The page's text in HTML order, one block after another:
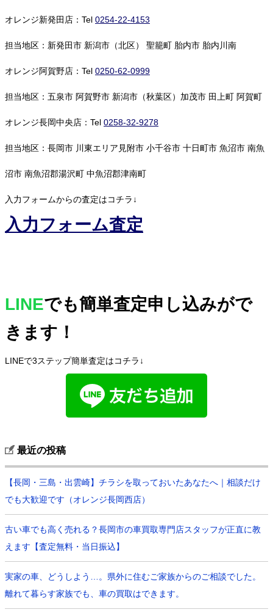
オレンジ新発田店：Tel 0254-22-4153
担当地区：新発田市 新潟市（北区） 聖籠町 胎内市 胎内川南
オレンジ阿賀野店：Tel 0250-62-0999
担当地区：五泉市 阿賀野市 新潟市（秋葉区）加茂市 田上町 阿賀町
オレンジ長岡中央店：Tel 0258-32-9278
担当地区：長岡市 川東エリア見附市 小千谷市 十日町市 魚沼市 南魚
沼市 南魚沼郡湯沢町 中魚沼郡津南町
入力フォームからの査定はコチラ↓
入力フォーム査定
LINEでも簡単査定申し込みがで
きます！
LINEで3ステップ簡単査定はコチラ↓
最近の投稿
【長岡・三島・出雲崎】チラシを取っておいたあなたへ｜相談だけ
でも大歓迎です（オレンジ長岡西店）
古い車でも高く売れる？長岡市の車買取専門店スタッフが正直に教
えます【査定無料・当日振込】
実家の車、どうしよう…。県外に住むご家族からのご相談でした。
離れて暮らす家族でも、車の買取はできます。